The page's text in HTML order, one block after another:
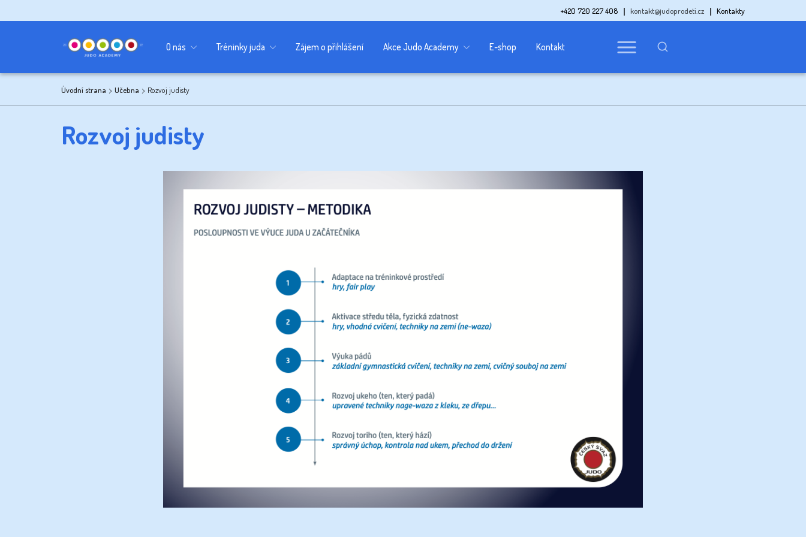
+420 720 227 408 kontakt@judoprodeti.cz Kontakty
O nás Tréninky juda Zájem o přihlášení Akce Judo Academy E-shop Kontakt
Kancelář
Sponzoři
Učebna
Úvodní strana Učebna Rozvoj judisty
Rozvoj judisty